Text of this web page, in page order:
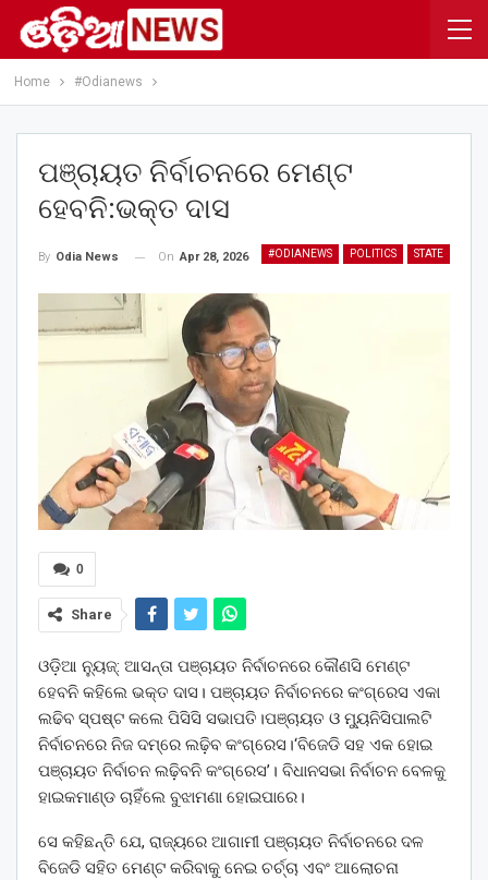
Home #Odianews
ପଞ୍ଚାୟତ ନିର୍ବାଚନରେ ମେଣ୍ଟ
ହେବନି:ଭକ୍ତ ଦାସ
#ODIANEWS POLITICS STATE
By Odia News On Apr 28, 2026
0
Share
ଓଡ଼ିଆ ନ୍ୟୁଜ୍: ଆସନ୍ତା ପଞ୍ଚାୟତ ନିର୍ବାଚନରେ କୌଣସି ମେଣ୍ଟ
ହେବନି କହିଲେ ଭକ୍ତ ଦାସ। ପଞ୍ଚାୟତ ନିର୍ବାଚନରେ କଂଗ୍ରେସ ଏକା
ଲଢିବ ସ୍ପଷ୍ଟ କଲେ ପିସିସି ସଭାପତି।ପଞ୍ଚାୟତ ଓ ମ୍ୟୁନିସିପାଲଟି
ନିର୍ବାଚନରେ ନିଜ ଦମ୍‌ରେ ଲଢ଼ିବ କଂଗ୍ରେସ।‘ବିଜେଡି ସହ ଏକ ହୋଇ
ପଞ୍ଚାୟତ ନିର୍ବାଚନ ଲଢ଼ିବନି କଂଗ୍ରେସ’। ବିଧାନସଭା ନିର୍ବାଚନ ବେଳକୁ
ହାଇକମାଣ୍ଡ ଚାହିଁଲେ ବୁଝାମଣା ହୋଇପାରେ।
ସେ କହିଛନ୍ତି ଯେ, ରାଜ୍ୟରେ ଆଗାମୀ ପଞ୍ଚାୟତ ନିର୍ବାଚନରେ ଦଳ
ବିଜେଡି ସହିତ ମେଣ୍ଟ କରିବାକୁ ନେଇ ଚର୍ଚ୍ଚା ଏବଂ ଆଲୋଚନା